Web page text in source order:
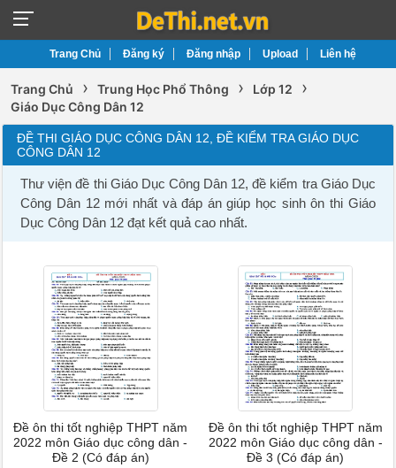
Trang Chủ Đăng ký Đăng nhập Upload Liên hệ
Trang Chủ › Trung Học Phổ Thông › Lớp 12 ›
Giáo Dục Công Dân 12
ĐỀ THI GIÁO DỤC CÔNG DÂN 12, ĐỀ KIỂM TRA GIÁO DỤC
CÔNG DÂN 12
Thư viện đề thi Giáo Dục Công Dân 12, đề kiểm tra Giáo Dục
Công Dân 12 mới nhất và đáp án giúp học sinh ôn thi Giáo
Dục Công Dân 12 đạt kết quả cao nhất.
Đề ôn thi tốt nghiệp THPT năm
2022 môn Giáo dục công dân -
Đề 2 (Có đáp án)
Đề ôn thi tốt nghiệp THPT năm
2022 môn Giáo dục công dân -
Đề 3 (Có đáp án)